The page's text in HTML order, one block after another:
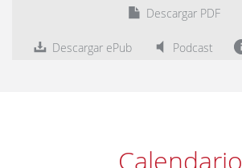
Descargar PDF
Descargar ePub Podcast
Calendario